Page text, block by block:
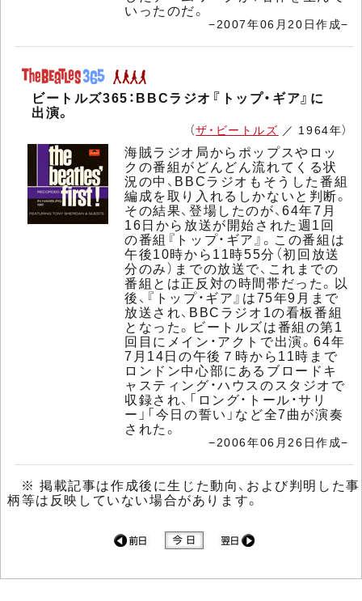
いったのだ。
−2007年06月20日作成−
ビートルズ365：BBCラジオ『トップ・ギア』に
出演。
（ザ・ビートルズ ／ 1964年）
海賊ラジオ局からポップスやロッ
クの番組がどんどん流れてくる状
況の中、BBCラジオもそうした番組
編成を取り入れるしかないと判断。
その結果、登場したのが、64年7月
16日から放送が開始された週1回
の番組『トップ・ギア』。この番組は
午後10時から11時55分（初回放送
分のみ）までの放送で、これまでの
番組とは正反対の時間帯だった。以
後、『トップ・ギア』は75年9月まで
放送され、BBCラジオ1の看板番組
となった。ビートルズは番組の第1
回目にメイン・アクトで出演。64年
7月14日の午後７時から11時まで
ロンドン中心部にあるブロードキ
ャスティング・ハウスのスタジオで
収録され、「ロング・トール・サリ
ー」「今日の誓い」など全7曲が演奏
された。
−2006年06月26日作成−
※ 掲載記事は作成後に生じた動向、および判明した事
柄等は反映していない場合があります。